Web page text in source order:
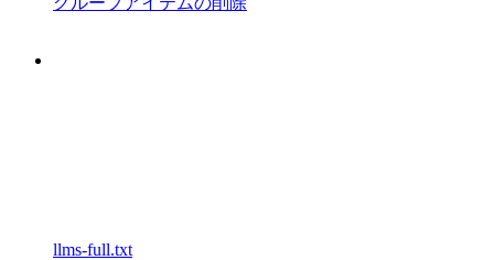
llms-full.txt